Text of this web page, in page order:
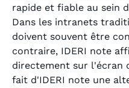
rapide et fiable au sein
Dans les intranets
doivent souvent être
contraire, IDERI note
directement sur l'écran
fait d'IDERI note une